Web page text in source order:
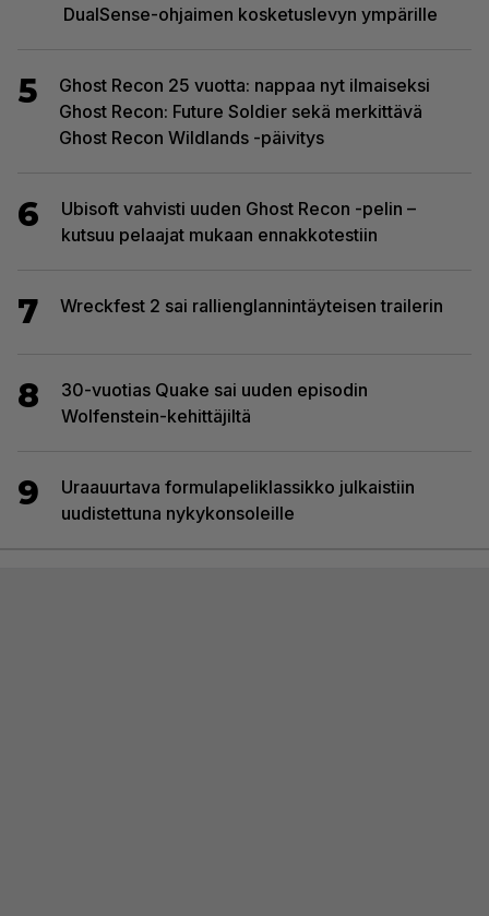
DualSense-ohjaimen kosketuslevyn ympärille
5
Ghost Recon 25 vuotta: nappaa nyt ilmaiseksi
Ghost Recon: Future Soldier sekä merkittävä
Ghost Recon Wildlands -päivitys
6
Ubisoft vahvisti uuden Ghost Recon -pelin –
kutsuu pelaajat mukaan ennakkotestiin
7 Wreckfest 2 sai rallienglannintäyteisen trailerin
8
30-vuotias Quake sai uuden episodin
Wolfenstein-kehittäjiltä
9
Uraauurtava formulapeliklassikko julkaistiin
uudistettuna nykykonsoleille